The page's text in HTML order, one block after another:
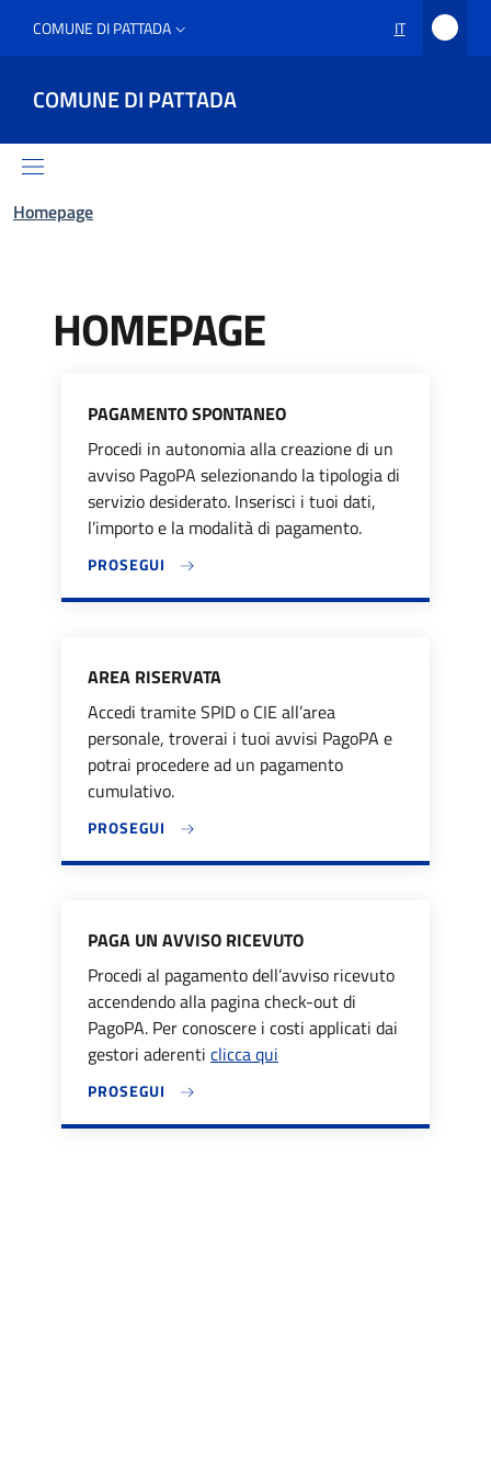
COMUNE DI PATTADA IT
COMUNE DI PATTADA
Homepage
HOMEPAGE
PAGAMENTO SPONTANEO
Procedi in autonomia alla creazione di un
avviso PagoPA selezionando la tipologia di
servizio desiderato. Inserisci i tuoi dati,
l’importo e la modalità di pagamento.
PROSEGUI
AREA RISERVATA
Accedi tramite SPID o CIE all’area
personale, troverai i tuoi avvisi PagoPA e
potrai procedere ad un pagamento
cumulativo.
PROSEGUI
PAGA UN AVVISO RICEVUTO
Procedi al pagamento dell’avviso ricevuto
accendendo alla pagina check-out di
PagoPA. Per conoscere i costi applicati dai
gestori aderenti clicca qui
PROSEGUI